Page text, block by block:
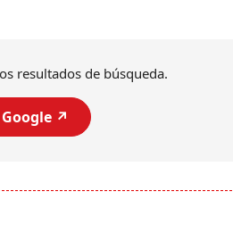
resultados de búsqueda.
↗️
Entre recuerdos y escuetas